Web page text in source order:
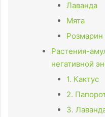
Лаванда
Мята
Розмарин
Растения-
негативной
1. Кактус
2.
3.